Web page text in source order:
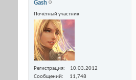
Gash
Почётный участник
Регистрация
10.03.2012
Сообщений
11,748